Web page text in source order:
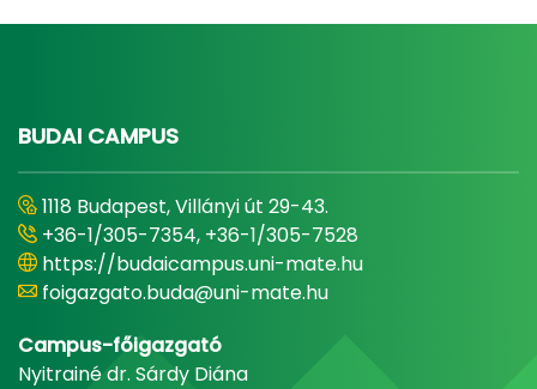
BUDAI CAMPUS
1118 Budapest, Villányi út 29-43.
+36-1/305-7354, +36-1/305-7528
https://budaicampus.uni-mate.hu
foigazgato.buda@uni-mate.hu
Campus-főigazgató
Nyitrainé dr. Sárdy Diána